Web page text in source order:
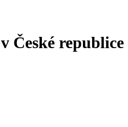
České republice